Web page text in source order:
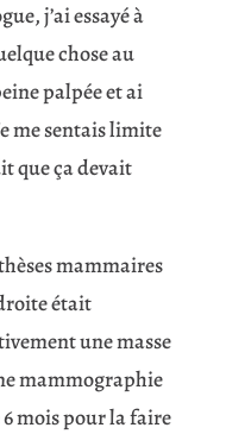
j’ai essayé à
chose au
palpée et ai
me sentais limite
que ça devait
mammaires
était
une masse
mammographie
6 mois pour la faire